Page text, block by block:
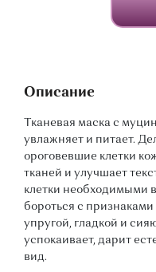
Описание
Тканевая маска с
увлажняет и питает.
ороговевшие клетки
тканей и улучшает
клетки необходимыми
бороться с
упругой, гладкой и
успокаивает, дарит
вид.